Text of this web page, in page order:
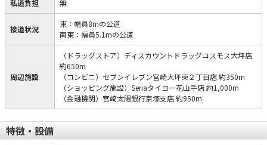
私道負担 無
接道状況
東：幅員8mの公道
南東：幅員5.1mの公道
周辺施設
（ドラッグストア）ディスカウントドラッグコスモス大坪店
約650m
（コンビニ）セブンイレブン宮崎大坪東２丁目店 約350m
（ショッピング施設）Seriaタイヨー花山手店 約1,000m
（金融機関）宮崎太陽銀行京塚支店 約950m
特徴・設備